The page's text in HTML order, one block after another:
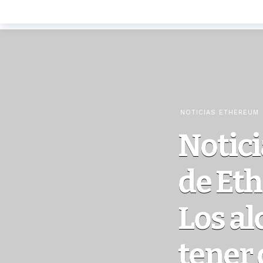
NOTICIAS ETHEREUM
de
Los
tener